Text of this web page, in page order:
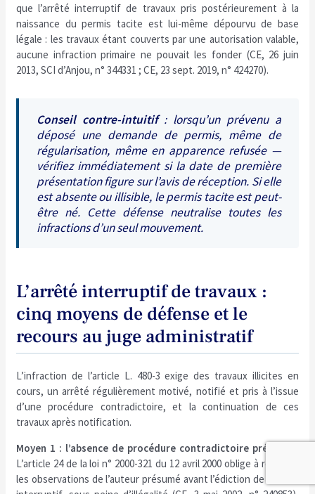
que l’arrêté interruptif de travaux pris postérieurement à la
naissance du permis tacite est lui-même dépourvu de base
légale : les travaux étant couverts par une autorisation valable,
aucune infraction primaire ne pouvait les fonder (CE, 26 juin
2013, SCI d’Anjou, n° 344331 ; CE, 23 sept. 2019, n° 424270).
Conseil contre-intuitif: lorsqu’un prévenu a
déposé une demande de permis, même de
régularisation, même en apparence refusée —
vérifiez immédiatement si la date de première
présentation figure sur l’avis de réception. Si elle
est absente ou illisible, le permis tacite est peut-
être né. Cette défense neutralise toutes les
infractions d’un seul mouvement.
L’arrêté interruptif de travaux :
cinq moyens de défense et le
recours au juge administratif
L’infraction de l’article L. 480-3 exige des travaux illicites en
cours, un arrêté régulièrement motivé, notifié et pris à l’issue
d’une procédure contradictoire, et la continuation de ces
travaux après notification.
Moyen 1 : l’absence de procédure contradictoire préalable.
L’article 24 de la loi n° 2000-321 du 12 avril 2000 oblige à recueillir
les observations de l’auteur présumé avant l’édiction de l’arrêté